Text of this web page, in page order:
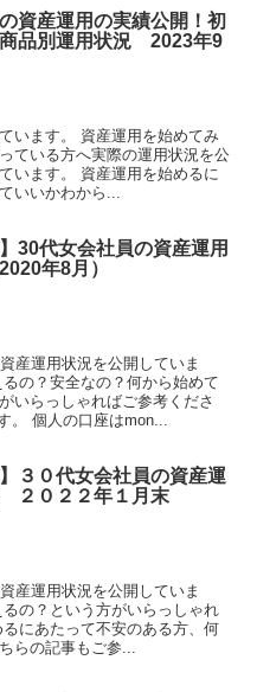
資産運用の実績公開！初
品別運用状況 2023年9
います。 資産運用を始めてみ
ている方へ実際の運用状況を公
います。 資産運用を始めるに
いいかわから...
】30代女会社員の資産運用
年8月）
産運用状況を公開していま
の？安全なの？何から始めて
いらっしゃればご参考くださ
。 個人の口座はmon...
】３０代女会社員の資産運
２０２２年１月末
産運用状況を公開していま
の？という方がいらっしゃれ
にあたって不安のある方、何
らの記事もご参...